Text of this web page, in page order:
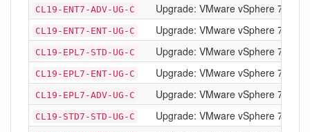
CL19-ENT7-ADV-UG-C Upgrade: VMware vSphere 7
CL19-ENT7-ENT-UG-C Upgrade: VMware vSphere 7
CL19-EPL7-STD-UG-C Upgrade: VMware vSphere 7
CL19-EPL7-ENT-UG-C Upgrade: VMware vSphere 7
CL19-EPL7-ADV-UG-C Upgrade: VMware vSphere 7
CL19-STD7-STD-UG-C Upgrade: VMware vSphere 7